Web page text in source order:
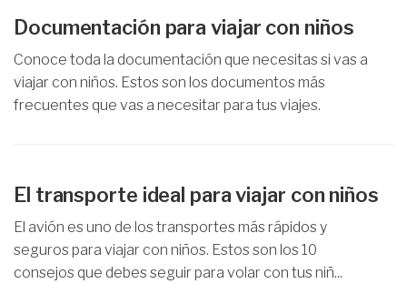
Documentación para viajar con niños
Conoce toda la documentación que necesitas si vas a
viajar con niños. Estos son los documentos más
frecuentes que vas a necesitar para tus viajes.
El transporte ideal para viajar con niños
El avión es uno de los transportes más rápidos y
seguros para viajar con niños. Estos son los 10
consejos que debes seguir para volar con tus niñ...